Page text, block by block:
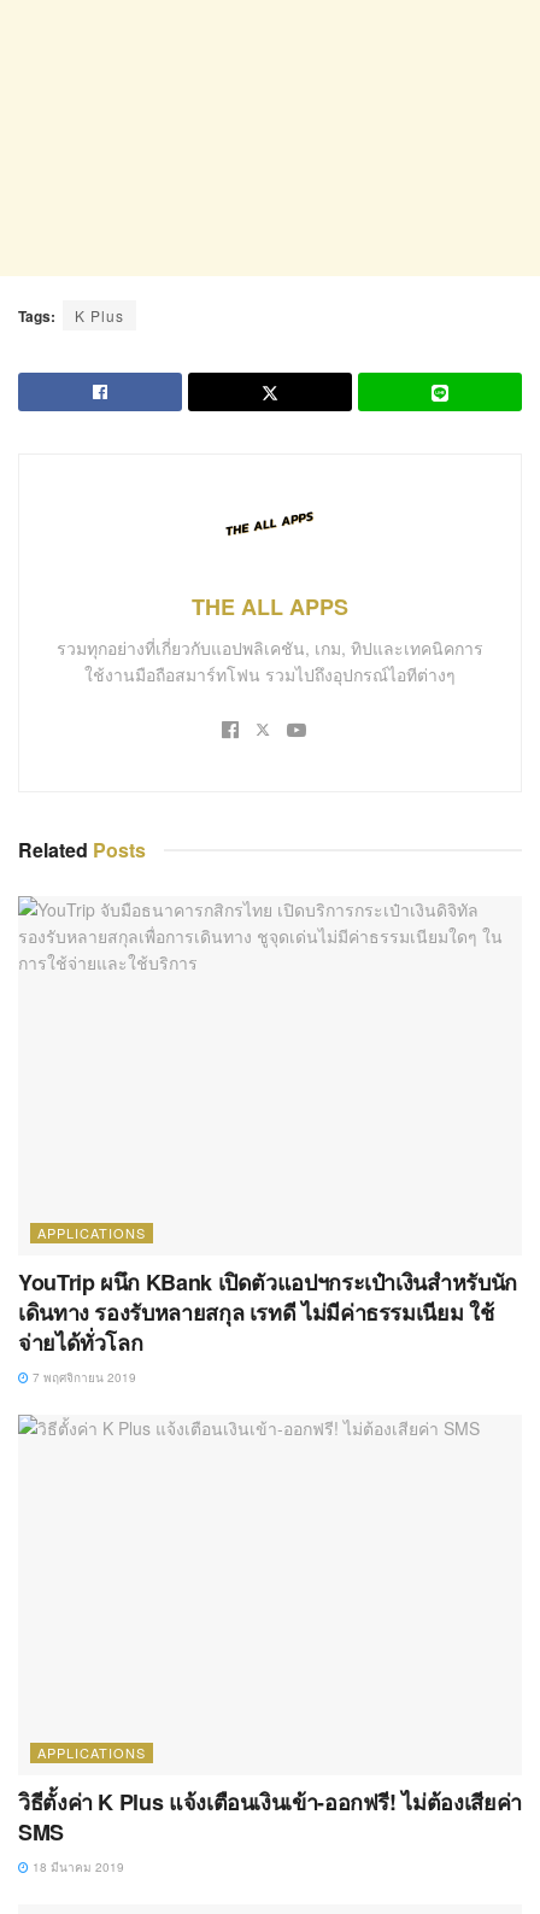
Tags: K Plus
THE ALL APPS
รวมทุกอย่างที่เกี่ยวกับแอปพลิเคชัน, เกม, ทิปและเทคนิคการ
ใช้งานมือถือสมาร์ทโฟน รวมไปถึงอุปกรณ์ไอทีต่างๆ
Related Posts
APPLICATIONS
YouTrip ผนึก KBank เปิดตัวแอปฯกระเป๋าเงินสำหรับนัก
เดินทาง รองรับหลายสกุล เรทดี ไม่มีค่าธรรมเนียม ใช้
จ่ายได้ทั่วโลก
7 พฤศจิกายน 2019
APPLICATIONS
วิธีตั้งค่า K Plus แจ้งเตือนเงินเข้า-ออกฟรี! ไม่ต้องเสียค่า
SMS
18 มีนาคม 2019